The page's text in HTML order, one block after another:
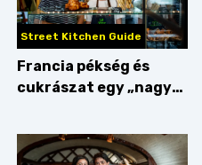
Street Kitchen Guide
Francia pékség és
cukrászat egy „nagy